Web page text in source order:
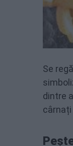
Se
dintre